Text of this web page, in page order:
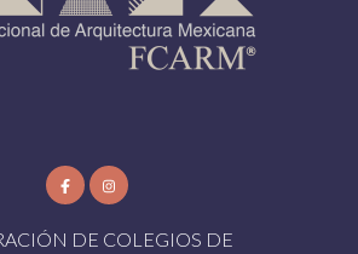
DE COLEGIOS DE